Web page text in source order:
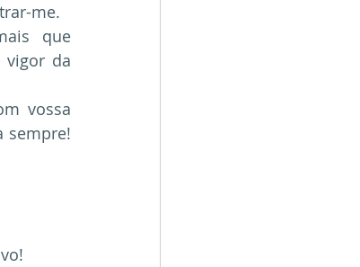
me.
que
vigor da
vossa
sempre!